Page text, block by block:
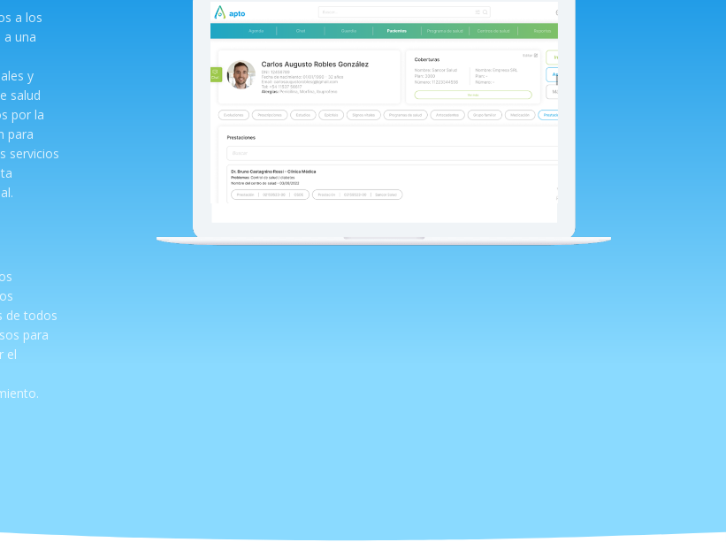
a los
a una
y
salud
por la
para
servicios
de todos
para
el